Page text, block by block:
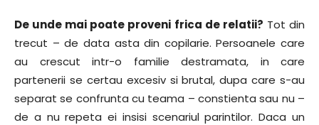
De unde mai poate proveni frica de relatii? Tot din
trecut – de data asta din copilarie. Persoanele care
au crescut intr-o familie destramata, in care
partenerii se certau excesiv si brutal, dupa care s-au
separat se confrunta cu teama – constienta sau nu –
de a nu repeta ei insisi scenariul parintilor. Daca un